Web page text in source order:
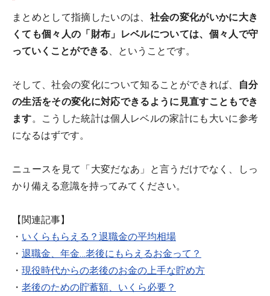
まとめとして指摘したいのは、 社会の変化がいかに大き
くても個々人の「財布」レベルについては、個々人で守
っていくことができる、ということです。
そして、社会の変化について知ることができれば、
自分
の生活をその変化に対応できるように見直すこともでき
ます。こうした統計は個人レベルの家計にも大いに参考
になるはずです。
ニュースを見て「大変だなあ」と言うだけでなく、しっ
かり備える意識を持ってみてください。
【関連記事】
・ いくらもらえる？退職金の平均相場
・ 退職金、年金…老後にもらえるお金って？
・ 現役時代からの老後のお金の上手な貯め方
・ 老後のための貯蓄額、いくら必要？